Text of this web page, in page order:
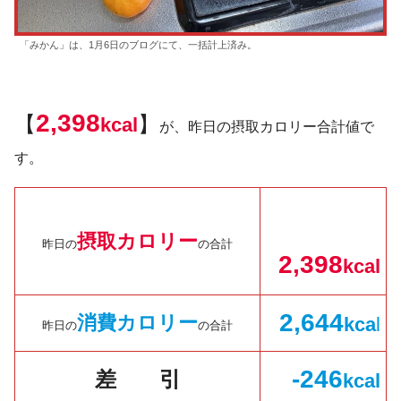
「みかん」は、1月6日のブログにて、一括計上済み。
【2,398kcal 】 が、昨日の摂取カロリー合計値で
す。
昨日の摂取カロリーの合計
2,398kcal
昨日の消費カロリーの合計 2,644kcal
差 引 -246kcal